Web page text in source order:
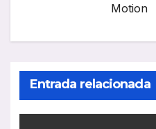
Motion
Entrada relacionada